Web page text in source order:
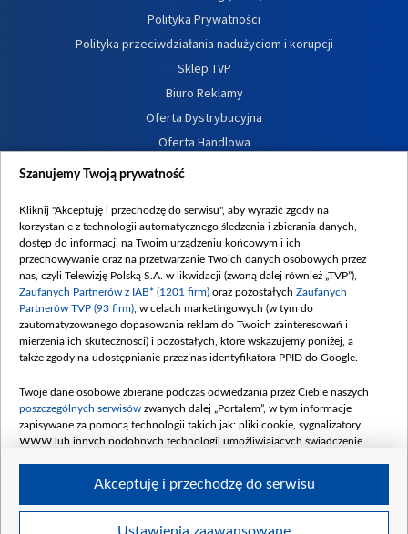
Polityka Prywatności
Polityka przeciwdziałania nadużyciom i korupcji
Sklep TVP
Biuro Reklamy
Oferta Dystrybucyjna
Oferta Handlowa
Dostępność
Procedura zgłoszeń wewnętrznych
Szanujemy Twoją prywatność
Kliknij "Akceptuję i przechodzę do serwisu", aby wyrazić zgody na
korzystanie z technologii automatycznego śledzenia i zbierania danych,
dostęp do informacji na Twoim urządzeniu końcowym i ich
przechowywanie oraz na przetwarzanie Twoich danych osobowych przez
nas, czyli Telewizję Polską S.A. w likwidacji (zwaną dalej również „TVP”),
Zaufanych Partnerów z IAB* (1201 firm) oraz pozostałych Zaufanych
Partnerów TVP (93 firm) , w celach marketingowych (w tym do
zautomatyzowanego dopasowania reklam do Twoich zainteresowań i
mierzenia ich skuteczności) i pozostałych, które wskazujemy poniżej, a
także zgody na udostępnianie przez nas identyfikatora PPID do Google.
Twoje dane osobowe zbierane podczas odwiedzania przez Ciebie naszych
poszczególnych serwisów zwanych dalej „Portalem”, w tym informacje
zapisywane za pomocą technologii takich jak: pliki cookie, sygnalizatory
WWW lub innych podobnych technologii umożliwiających świadczenie
Twoje dane osobowe zbierane podczas odwiedzania przez Ciebie
Akceptuję i przechodzę do serwisu